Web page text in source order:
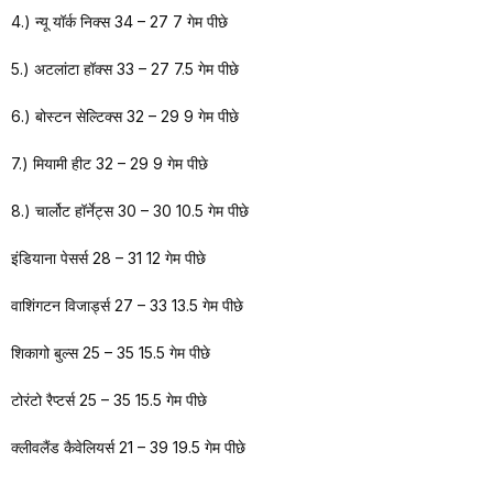
4.) न्यू यॉर्क निक्स 34 – 27 7 गेम पीछे
5.) अटलांटा हॉक्स 33 – 27 7.5 गेम पीछे
6.) बोस्टन सेल्टिक्स 32 – 29 9 गेम पीछे
7.) मियामी हीट 32 – 29 9 गेम पीछे
8.) चार्लोट हॉर्नेट्स 30 – 30 10.5 गेम पीछे
इंडियाना पेसर्स 28 – 31 12 गेम पीछे
वाशिंगटन विजार्ड्स 27 – 33 13.5 गेम पीछे
शिकागो बुल्स 25 – 35 15.5 गेम पीछे
टोरंटो रैप्टर्स 25 – 35 15.5 गेम पीछे
क्लीवलैंड कैवेलियर्स 21 – 39 19.5 गेम पीछे